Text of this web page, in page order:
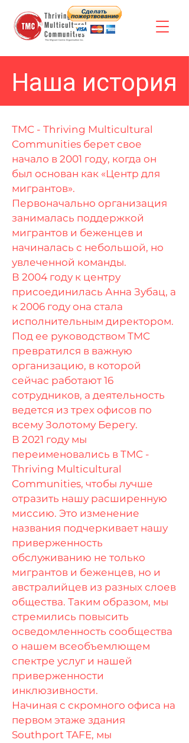
Наша история
TMC - Thriving Multicultural
Communities берет свое
начало в 2001 году, когда он
был основан как «Центр для
мигрантов».
Первоначально организация
занималась поддержкой
мигрантов и беженцев и
начиналась с небольшой, но
увлеченной команды.
В 2004 году к центру
присоединилась Анна Зубац, а
к 2006 году она стала
исполнительным директором.
Под ее руководством TMC
превратился в важную
организацию, в которой
сейчас работают 16
сотрудников, а деятельность
ведется из трех офисов по
всему Золотому Берегу.
В 2021 году мы
переименовались в TMC -
Thriving Multicultural
Communities, чтобы лучше
отразить нашу расширенную
миссию. Это изменение
названия подчеркивает нашу
приверженность
обслуживанию не только
мигрантов и беженцев, но и
австралийцев из разных слоев
общества. Таким образом, мы
стремились повысить
осведомленность сообщества
о нашем всеобъемлющем
спектре услуг и нашей
приверженности
инклюзивности.
Начиная с скромного офиса на
первом этаже здания
Southport TAFE, мы